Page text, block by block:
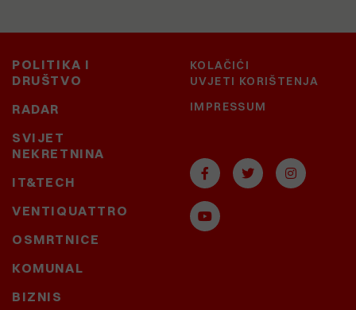
POLITIKA I
DRUŠTVO
RADAR
SVIJET
NEKRETNINA
IT&TECH
VENTIQUATTRO
OSMRTNICE
KOMUNAL
BIZNIS
KOLAČIĆI
UVJETI KORIŠTENJA
IMPRESSUM